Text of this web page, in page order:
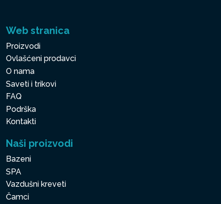
Web stranica
Proizvodi
Ovlašćeni prodavci
O nama
Saveti i trikovi
FAQ
Podrška
Kontakti
Naši proizvodi
Bazeni
SPA
Vazdušni kreveti
Čamci